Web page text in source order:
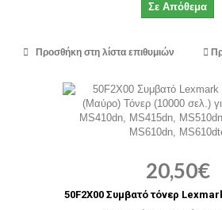
Σε Απόθεμα
Προσθήκη στη λίστα επιθυμιών
20,50€
50F2X00 Συμβατό τόνερ